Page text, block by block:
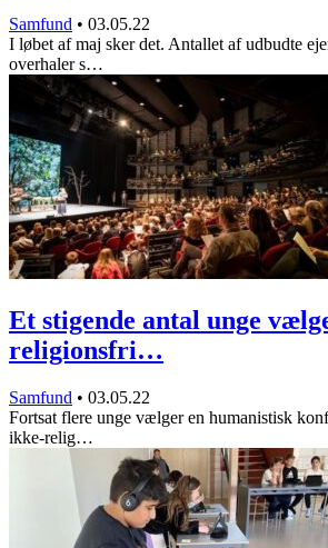
Samfund • 03.05.22
I løbet af maj sker det. Antallet af udbudte
overhaler s…
Et stigende antal unge
religionsfri…
Samfund • 03.05.22
Fortsat flere unge vælger en humanistisk
ikke-relig…